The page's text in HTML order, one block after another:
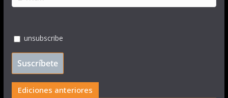
unsubscribe
Ediciones anteriores